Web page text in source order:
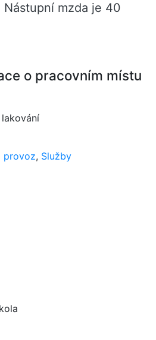
Nástupní mzda je 40
o pracovním místu
provoz, Služby